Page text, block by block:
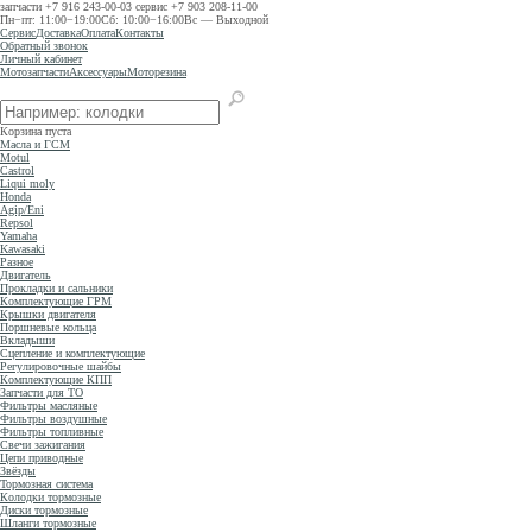
запчасти +7 916 243-00-03 сервис +7 903 208-11-00
Пн−пт: 11:00−19:00Сб: 10:00−16:00Вс — Выходной
СервисДоставкаОплатаКонтакты
Обратный звонок
Личный кабинет
МотозапчастиАксессуарыМоторезина
Корзина пуста
Масла и ГСМ
Motul
Castrol
Liqui moly
Honda
Agip/Eni
Repsol
Yamaha
Kawasaki
Разное
Двигатель
Прокладки и сальники
Комплектующие ГРМ
Крышки двигателя
Поршневые кольца
Вкладыши
Сцепление и комплектующие
Регулировочные шайбы
Комплектующие КПП
Запчасти для ТО
Фильтры масляные
Фильтры воздушные
Фильтры топливные
Свечи зажигания
Цепи приводные
Звёзды
Тормозная система
Колодки тормозные
Диски тормозные
Шланги тормозные